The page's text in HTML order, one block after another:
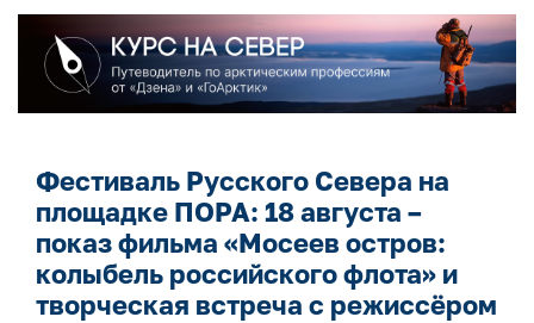
Фестиваль Русского Севера на
площадке ПОРА: 18 августа –
показ фильма «Мосеев остров:
колыбель российского флота» и
творческая встреча с режиссёром